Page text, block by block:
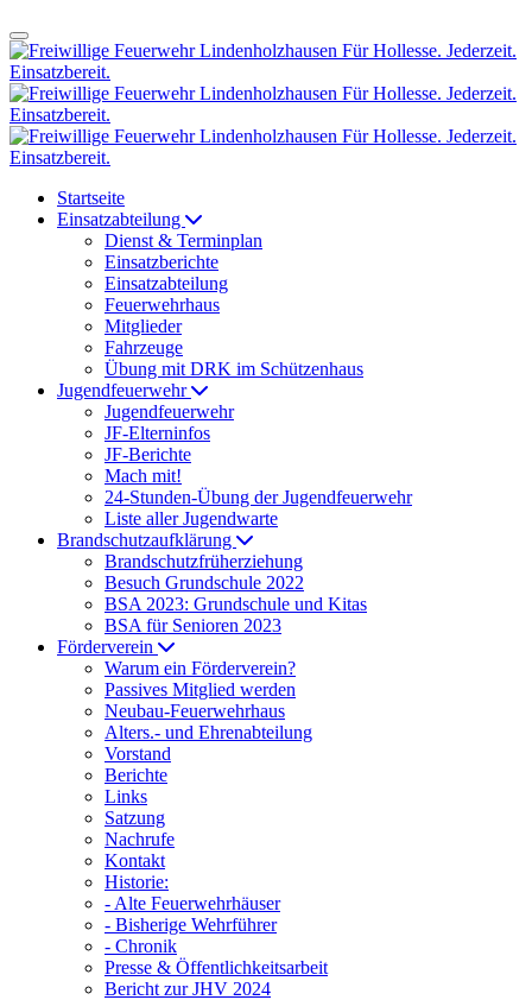
Startseite
Einsatzabteilung
Dienst & Terminplan
Einsatzberichte
Einsatzabteilung
Feuerwehrhaus
Mitglieder
Fahrzeuge
Übung mit DRK im Schützenhaus
Jugendfeuerwehr
Jugendfeuerwehr
JF-Elterninfos
JF-Berichte
Mach mit!
24-Stunden-Übung der Jugendfeuerwehr
Liste aller Jugendwarte
Brandschutzaufklärung
Brandschutzfrüherziehung
Besuch Grundschule 2022
BSA 2023: Grundschule und Kitas
BSA für Senioren 2023
Förderverein
Warum ein Förderverein?
Passives Mitglied werden
Neubau-Feuerwehrhaus
Alters.- und Ehrenabteilung
Vorstand
Berichte
Links
Satzung
Nachrufe
Kontakt
Historie:
- Alte Feuerwehrhäuser
- Bisherige Wehrführer
- Chronik
Presse & Öffentlichkeitsarbeit
Bericht zur JHV 2024